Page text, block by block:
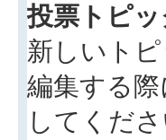
投票トピ
新しいト
編集する
してくだ